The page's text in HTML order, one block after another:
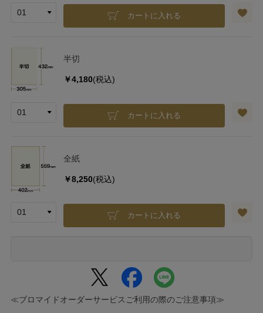
カートに入れる
半切
￥4,180(税込)
カートに入れる
全紙
￥8,250(税込)
カートに入れる
≪ブロマイドオーダーサービスご利用の際のご注意事項≫